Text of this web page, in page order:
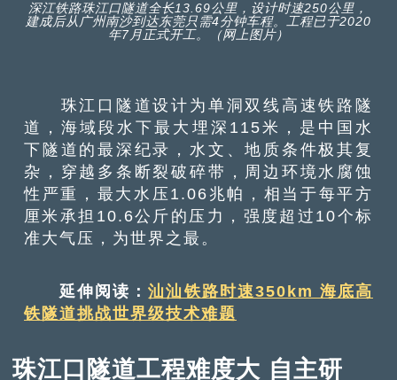
深江铁路珠江口隧道全长13.69公里，设计时速250公里，
建成后从广州南沙到达东莞只需4分钟车程。工程已于2020
年7月正式开工。（网上图片）
珠江口隧道设计为单洞双线高速铁路隧
道，海域段水下最大埋深115米，是中国水
下隧道的最深纪录，水文、地质条件极其复
杂，穿越多条断裂破碎带，周边环境水腐蚀
性严重，最大水压1.06兆帕，相当于每平方
厘米承担10.6公斤的压力，强度超过10个标
准大气压，为世界之最。
延伸阅读：汕汕铁路时速350km 海底高
铁隧道挑战世界级技术难题
珠江口隧道工程难度大 自主研